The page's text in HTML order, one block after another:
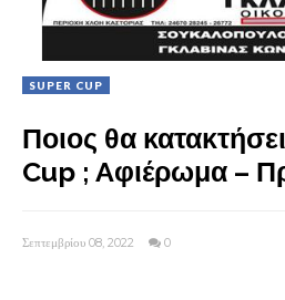
SUPER CUP
Ποιος θα
Cup ; Aφιέρωμα –
Σεπτεμβρίου 08, 2022 0